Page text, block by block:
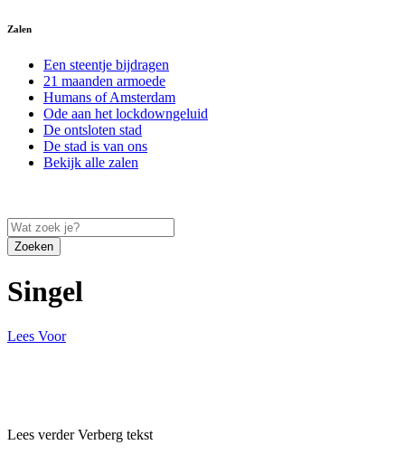
Zalen
Een steentje bijdragen
21 maanden armoede
Humans of Amsterdam
Ode aan het lockdowngeluid
De ontsloten stad
De stad is van ons
Bekijk alle zalen
Zoeken
Singel
Lees Voor
Lees verderVerberg tekst